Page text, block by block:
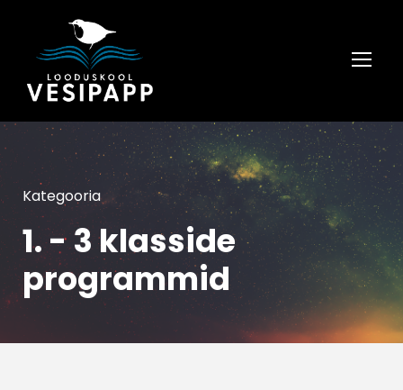
Kategooria
1. - 3 klasside
programmid